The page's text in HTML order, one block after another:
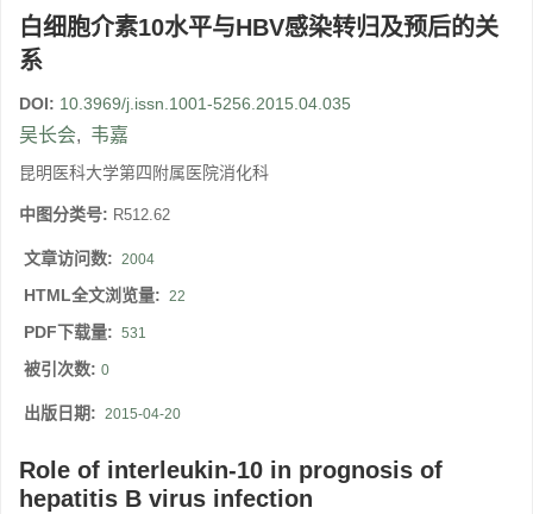
白细胞介素10水平与HBV感染转归及预后的关
系
DOI: 10.3969/j.issn.1001-5256.2015.04.035
吴长会, 韦嘉
昆明医科大学第四附属医院消化科
中图分类号: R512.62
文章访问数: 2004
HTML全文浏览量: 22
PDF下载量: 531
被引次数: 0
出版日期: 2015-04-20
Role of interleukin-10 in prognosis of
hepatitis B virus infection